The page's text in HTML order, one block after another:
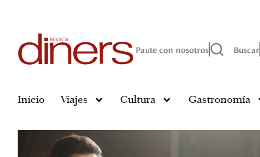
Paute con nosotros Buscar
Inicio Viajes Cultura Gastronomía